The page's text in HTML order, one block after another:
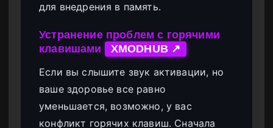
для внедрения в память.
Устранение проблем с горячими
клавишами
XMODHUB ↗
Если вы слышите звук активации, но
ваше здоровье все равно
уменьшается, возможно, у вас
конфликт горячих клавиш. Сначала